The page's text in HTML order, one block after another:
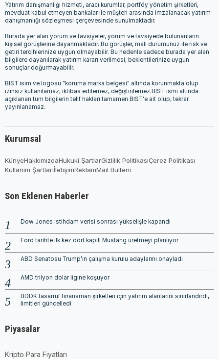
Yatırım danışmanlığı hizmeti, aracı kurumlar, portföy yönetim şirketleri,
mevduat kabul etmeyen bankalar ile müşteri arasında imzalanacak yatırım
danışmanlığı sözleşmesi çerçevesinde sunulmaktadır.
Burada yer alan yorum ve tavsiyeler, yorum ve tavsiyede bulunanların
kişisel görüşlerine dayanmaktadır. Bu görüşler, mali durumunuz ile risk ve
getiri tercihlerinize uygun olmayabilir. Bu nedenle sadece burada yer alan
bilgilere dayanılarak yatırım kararı verilmesi, beklentilerinize uygun
sonuçlar doğurmayabilir.
BIST isim ve logosu "koruma marka belgesi" altında korunmakta olup
izinsiz kullanılamaz, iktibas edilemez, değiştirilemez.BIST ismi altında
açıklanan tüm bilgilerin telif hakları tamamen BIST'e ait olup, tekrar
yayınlanamaz.
Kurumsal
KünyeHakkımızdaHukuki ŞartlarGizlilik PolitikasıÇerez Politikası
Kullanım ŞartlarıİletişimReklamMail Bülteni
Son Eklenen Haberler
Dow Jones istihdam verisi sonrası yükselişle kapandı
Ford tarihte ilk kez dört kapılı Mustang üretmeyi planlıyor
ABD Senatosu Trump’ın çalışma kurulu adaylarını onayladı
AMD trilyon dolar ligine koşuyor
BDDK tasarruf finansman şirketleri için yatırım alanlarını sınırlandırdı,
limitleri güncelledi
Piyasalar
Kripto Para Fiyatları